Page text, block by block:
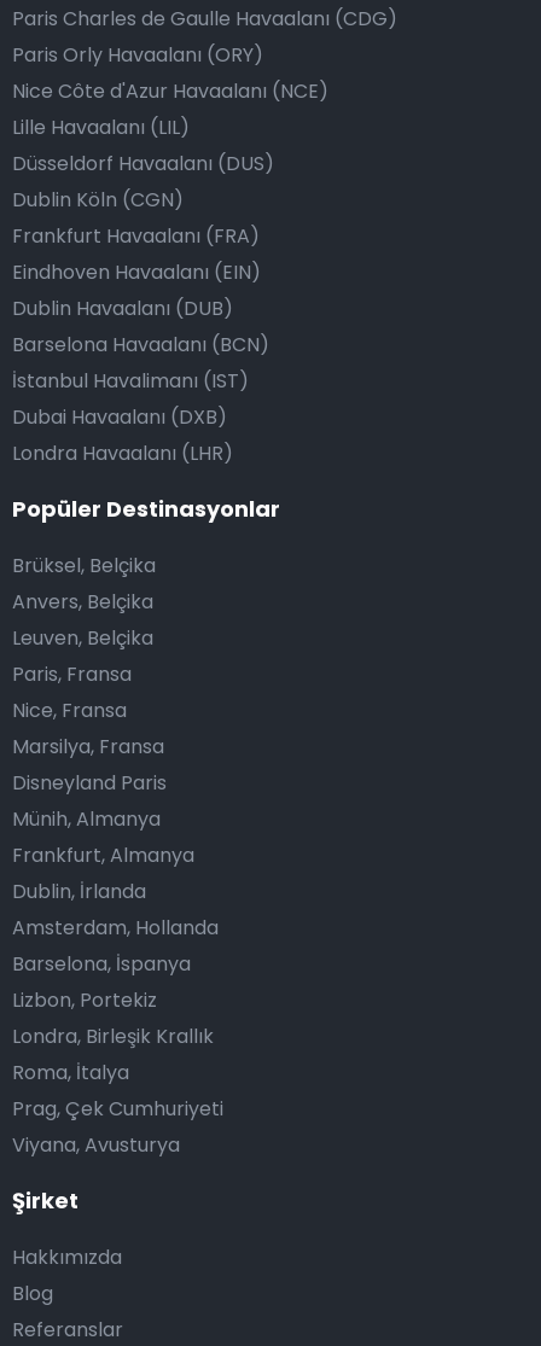
Şirket
Hakkımızda
Blog
Referanslar
Paris Charles de Gaulle Havaalanı (CDG)
Paris Orly Havaalanı (ORY)
Nice Côte d'Azur Havaalanı (NCE)
Lille Havaalanı (LIL)
Düsseldorf Havaalanı (DUS)
Dublin Köln (CGN)
Frankfurt Havaalanı (FRA)
Eindhoven Havaalanı (EIN)
Dublin Havaalanı (DUB)
Barselona Havaalanı (BCN)
İstanbul Havalimanı (IST)
Dubai Havaalanı (DXB)
Londra Havaalanı (LHR)
Popüler Destinasyonlar
Brüksel, Belçika
Anvers, Belçika
Leuven, Belçika
Paris, Fransa
Nice, Fransa
Marsilya, Fransa
Disneyland Paris
Münih, Almanya
Frankfurt, Almanya
Dublin, İrlanda
Amsterdam, Hollanda
Barselona, İspanya
Lizbon, Portekiz
Londra, Birleşik Krallık
Roma, İtalya
Prag, Çek Cumhuriyeti
Viyana, Avusturya